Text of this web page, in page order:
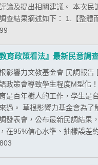
論及提出相關建議。 本次
查結果摘述如下： 1.【整
育政策看法』最新民意調
影響力文教基金會 民調報
政策會導致學生程度M型化
是百年樹人的工作，學生是
過。 草根影響力基金會為了
發表會，公布最新民調結果
在95%信心水準、抽樣誤差